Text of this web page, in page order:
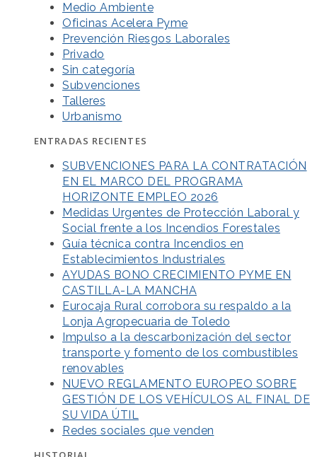
Medio Ambiente
Oficinas Acelera Pyme
Prevención Riesgos Laborales
Privado
Sin categoría
Subvenciones
Talleres
Urbanismo
ENTRADAS RECIENTES
SUBVENCIONES PARA LA CONTRATACIÓN
EN EL MARCO DEL PROGRAMA
HORIZONTE EMPLEO 2026
Medidas Urgentes de Protección Laboral y
Social frente a los Incendios Forestales
Guía técnica contra Incendios en
Establecimientos Industriales
AYUDAS BONO CRECIMIENTO PYME EN
CASTILLA-LA MANCHA
Eurocaja Rural corrobora su respaldo a la
Lonja Agropecuaria de Toledo
Impulso a la descarbonización del sector
transporte y fomento de los combustibles
renovables
NUEVO REGLAMENTO EUROPEO SOBRE
GESTIÓN DE LOS VEHÍCULOS AL FINAL DE
SU VIDA ÚTIL
Redes sociales que venden